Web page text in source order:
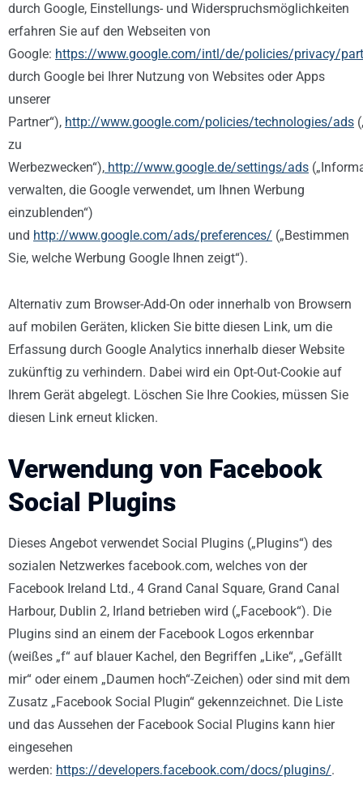
durch Google, Einstellungs- und Widerspruchsmöglichkeiten
erfahren Sie auf den Webseiten von
Google: https://www.google.com/intl/de/policies/privacy/
durch Google bei Ihrer Nutzung von Websites oder Apps
unserer
Partner“), http://www.google.com/policies/technologies/ads
zu
Werbezwecken“), http://www.google.de/settings/ads
verwalten, die Google verwendet, um Ihnen Werbung
einzublenden“)
und http://www.google.com/ads/preferences/ („Bestimmen
Sie, welche Werbung Google Ihnen zeigt“).
Alternativ zum Browser-Add-On oder innerhalb von Browsern
auf mobilen Geräten, klicken Sie bitte diesen Link, um die
Erfassung durch Google Analytics innerhalb dieser Website
zukünftig zu verhindern. Dabei wird ein Opt-Out-Cookie auf
Ihrem Gerät abgelegt. Löschen Sie Ihre Cookies, müssen Sie
diesen Link erneut klicken.
Verwendung von Facebook
Social Plugins
Dieses Angebot verwendet Social Plugins („Plugins“) des
sozialen Netzwerkes facebook.com, welches von der
Facebook Ireland Ltd., 4 Grand Canal Square, Grand Canal
Harbour, Dublin 2, Irland betrieben wird („Facebook“). Die
Plugins sind an einem der Facebook Logos erkennbar
(weißes „f“ auf blauer Kachel, den Begriffen „Like“, „Gefällt
mir“ oder einem „Daumen hoch“-Zeichen) oder sind mit dem
Zusatz „Facebook Social Plugin“ gekennzeichnet. Die Liste
und das Aussehen der Facebook Social Plugins kann hier
eingesehen
werden: https://developers.facebook.com/docs/plugins/.